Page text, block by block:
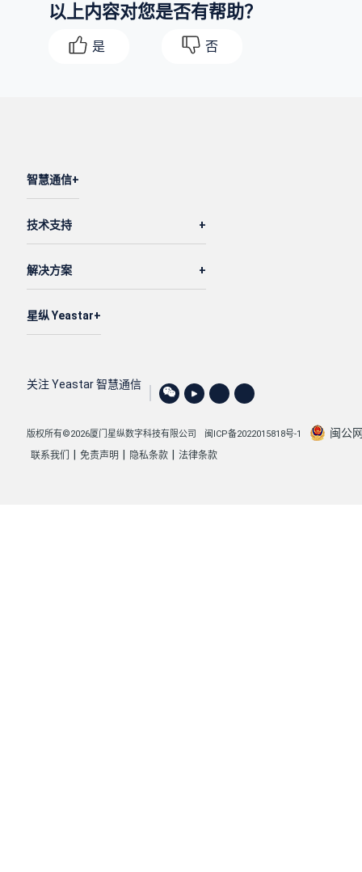
以上内容对您是否有帮助？
是 否
智慧通信
技术支持
解决方案
星纵 Yeastar
关注 Yeastar 智慧通信
版权所有©2026厦门星纵数字科技有限公司 闽ICP备2022015818号-1 闽公
联系我们 免责声明 隐私条款 法律条款